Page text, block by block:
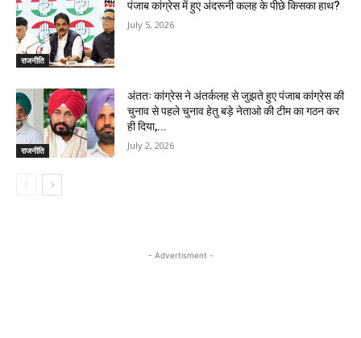
राजनीति
पंजाब कांग्रेस में हुए अंदरूनी कलह के पीछे किसका हाथ?
July 5, 2026
राजनीति
अंततः कांग्रेस ने अंतर्कलह से जुझते हुए पंजाब कांग्रेस की
चुनाव से पहले चुनाव हेतु बड़े नेताओ की टीम का गठन कर
ही दिया,...
July 2, 2026
- Advertisment -